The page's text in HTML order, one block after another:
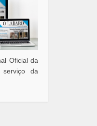
Oficial da
da